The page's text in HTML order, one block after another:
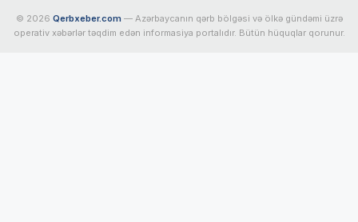
© 2026 Qerbxeber.com — Azərbaycanın qərb bölgəsi və ölkə gündəmi üzrə
operativ xəbərlər təqdim edən informasiya portalıdır. Bütün hüquqlar qorunur.